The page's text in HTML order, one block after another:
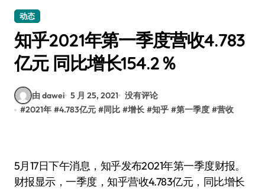
动态
知乎2021年第一季度营收4.783
亿元 同比增长154.2％
由 dawei 5 月 25, 2021 没有评论
#2021年 #4.783亿元 #同比 #增长 #知乎 #第一季度 #营收
5月17日下午消息，知乎发布2021年第一季度财报。
财报显示，一季度，知乎营收4.783亿元，同比增长